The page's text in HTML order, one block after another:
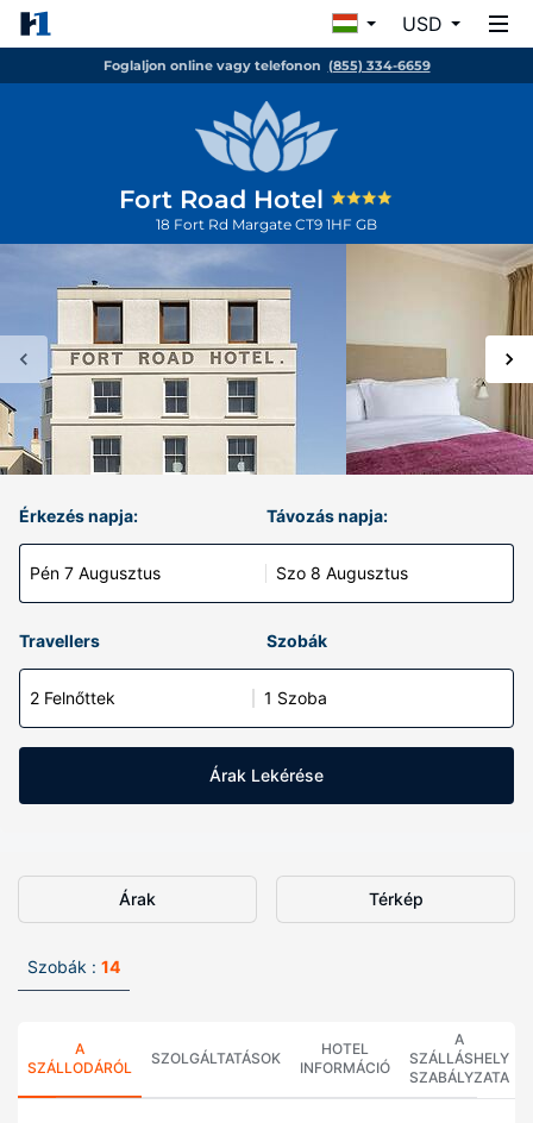
USD
Foglaljon online vagy telefonon (855) 334-6659
Fort Road Hotel
18 Fort Rd Margate CT9 1HF GB
Érkezés napja:
Pén 7 Augusztus
Távozás napja:
Szo 8 Augusztus
Travellers Szobák
2 Felnőttek 1 Szoba
Árak Lekérése
Árak Térkép
Szobák : 14
A
SZÁLLODÁRÓL
SZOLGÁLTATÁSOK
HOTEL
INFORMÁCIÓ
A
SZÁLLÁSHELY
SZABÁLYZATA